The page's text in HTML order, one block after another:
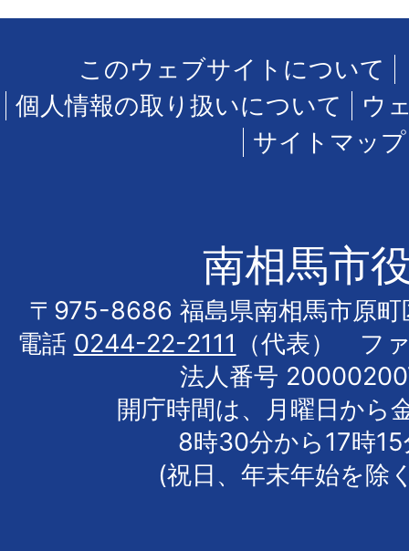
このウェブサイトについて
個人情報の取り扱いについて
ウ
サイトマップ
南相馬市
〒975-8686 福島県南相馬市原町
電話 0244-22-2111
（代表） フ
法人番号
開庁時間は、月曜日から
8時30分から17時
(祝日、年末年始を除